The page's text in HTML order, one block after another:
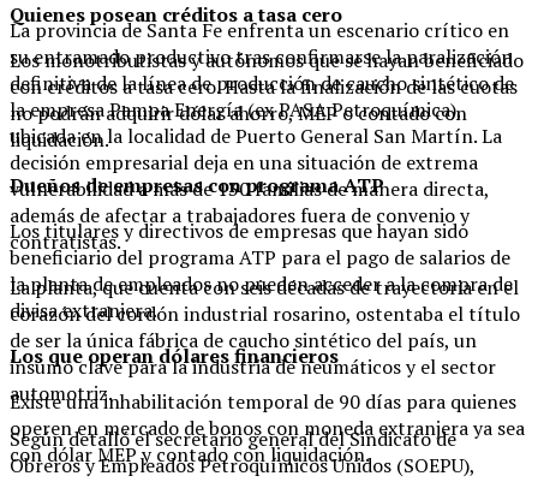
Quienes posean créditos a tasa cero
Los monotributistas y autónomos que se hayan beneficiado
con créditos a tasa cero. Hasta la finalización de las cuotas
no podrán adquirir dólar ahorro, MEP o contado con
liquidación.
Dueños de empresas con programa ATP
Los titulares y directivos de empresas que hayan sido
beneficiario del programa ATP para el pago de salarios de
la planta de empleados no pueden acceder a la compra de
divisa extranjera.
Los que operan dólares financieros
Existe una inhabilitación temporal de 90 días para quienes
operen en mercado de bonos con moneda extranjera ya sea
con dólar MEP y contado con liquidación.
La provincia de Santa Fe enfrenta un escenario crítico en
su entramado productivo tras confirmarse la paralización
definitiva de la línea de producción de caucho sintético de
la empresa Pampa Energía (ex PASA Petroquímica),
ubicada en la localidad de Puerto General San Martín. La
decisión empresarial deja en una situación de extrema
vulnerabilidad a más de 130 familias de manera directa,
además de afectar a trabajadores fuera de convenio y
contratistas.
La planta, que cuenta con seis décadas de trayectoria en el
corazón del cordón industrial rosarino, ostentaba el título
de ser la única fábrica de caucho sintético del país, un
insumo clave para la industria de neumáticos y el sector
automotriz.
Según detalló el secretario general del Sindicato de
Obreros y Empleados Petroquímicos Unidos (SOEPU),